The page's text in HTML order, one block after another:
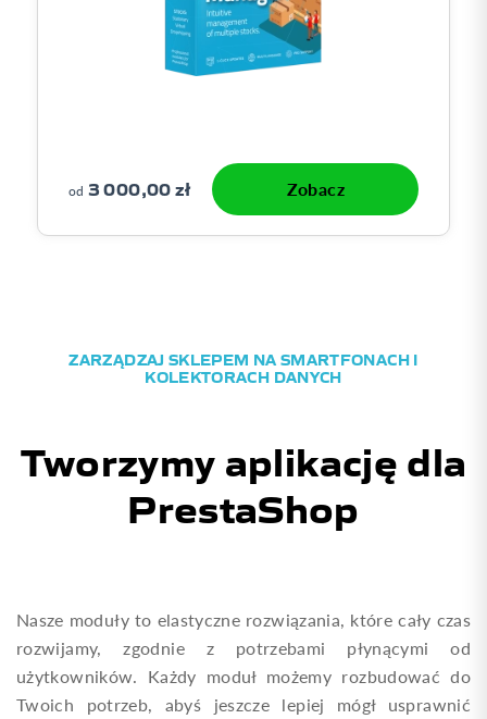
od 3 000,00 zł Zobacz
Tworzymy aplikację dla
PrestaShop
ZARZĄDZAJ SKLEPEM NA SMARTFONACH I
KOLEKTORACH DANYCH
Nasze moduły to elastyczne rozwiązania, które cały czas
rozwijamy, zgodnie z potrzebami płynącymi od
użytkowników. Każdy moduł możemy rozbudować do
Twoich potrzeb, abyś jeszcze lepiej mógł usprawnić